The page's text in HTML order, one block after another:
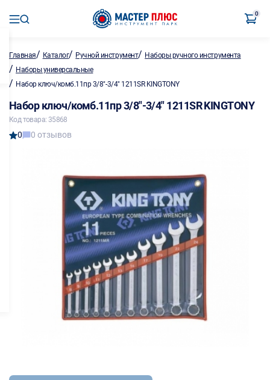
0
Главная/ Каталог/ Ручной инструмент/ Наборы ручного инструмента
/ Наборы универсальные
/ Набор ключ/комб.11пр 3/8"-3/4" 1211SR KINGTONY
Набор ключ/комб.11пр 3/8"-3/4" 1211SR KINGTONY
Код товара: 35868
0 0 отзывов